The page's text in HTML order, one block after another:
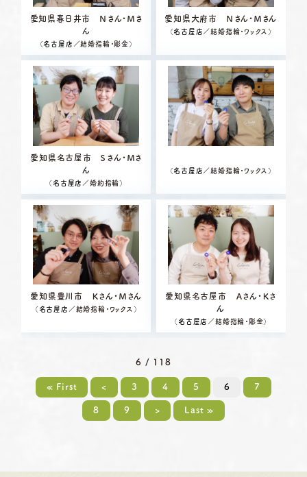
愛知県春日井市 Ｎさん・Ｍさ
ん
（名古屋店 ／結婚指輪・彫金）
愛知県大府市 Ｎさん・Ｍさん
（名古屋店 ／結婚指輪・ワックス）
愛知県名古屋市 Ｓさん・Ｍさ
ん
（ 名古屋店 ／婚約指輪）
（名古屋店 ／結婚指輪・ワックス）
愛知県豊川市 Ｋさん・Ｍさん
（ 名古屋店 ／結婚指輪・ワックス）
愛知県名古屋市 Ａさん・Ｋさ
ん
（ 名古屋店 ／結婚指輪・彫金）
6 / 118
« First < 3 4 5 6 7
8 9 > Last »